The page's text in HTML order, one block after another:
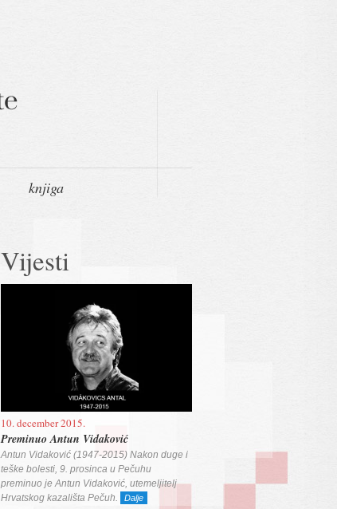
knjiga
Vijesti
10. december 2015.
Preminuo Antun Vidaković
Antun Vidaković (1947-2015) Nakon duge i
teške bolesti, 9. prosinca u Pečuhu
preminuo je Antun Vidaković, utemeljitelj
Hrvatskog kazališta Pečuh.
Dalje